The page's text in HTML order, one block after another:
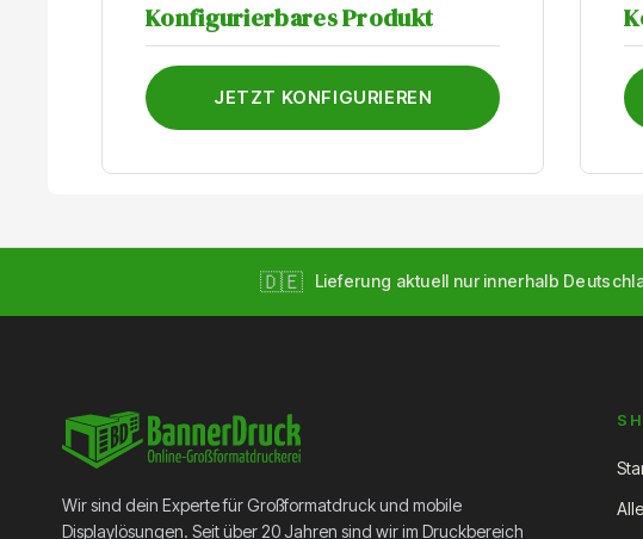
Bannerrahmen. In einer Länge bis 400 cm an
einem Stück lieferbar. Die Rohre haben einen
Durchmesser von 42.2 mm und eine Wandstärke
von 2 mm. Sie können wahlweise Ihre Bestellung
mit z.B. Kuppelmuffen, Wandbefestigungen oder
Scharniestücken erweitern.
Konfigurierbares Produkt
JETZT KONFIGURIEREN
🇩🇪 Lieferung aktuell nur innerhalb
Wir sind dein Experte für Großformatdruck und mobile
Displaylösungen. Seit über 20 Jahren sind wir im Druckbereich